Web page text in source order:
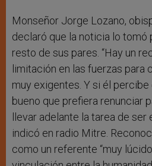
Monseñor Jorge Lozano,
declaró que la noticia lo tomó
resto de sus pares. “Hay un
limitación en las fuerzas para
muy exigentes. Y si él
bueno que prefiera renunciar
llevar adelante la tarea de ser
indicó en radio Mitre.
como un referente “muy